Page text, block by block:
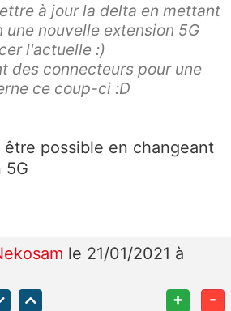
à jour la delta en mettant
une nouvelle extension 5G
l'actuelle :)
des connecteurs pour une
ce coup-ci :D
possible en changeant
5G
le 21/01/2021 à
+ -